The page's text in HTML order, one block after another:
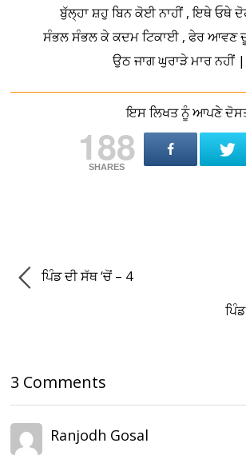
ਬੁੱਲ੍ਹਾ ਸ਼ਹੁ ਬਿਨ ਕੋਈ ਨਾਹੀਂ , ਇਥੇ ਓਥੇ
ਸੰਭਲ ਸੰਭਲ ਕੇ ਕਦਮ ਟਿਕਾਈ , ਫੇਰ ਆਵਣ
ਉਠ ਜਾਗ ਘੁਰਾੜੇ ਮਾਰ ਨਹੀਂ |
ਇਸ ਲਿਖਤ ਨੂੰ ਆਪਣੇ
188
SHARES
ਪਿੰਡ ਦੀ ਸੱਥ ‘ਚੋਂ – 4
3 Comments
Ranjodh Gosal